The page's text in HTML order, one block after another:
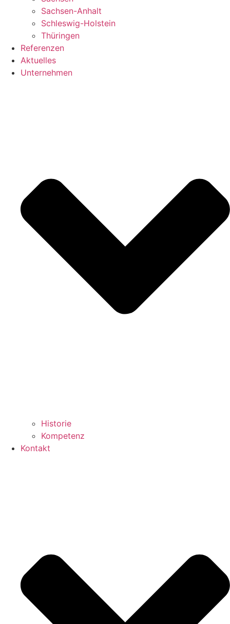
Sachsen-Anhalt
Schleswig-Holstein
Thüringen
Referenzen
Aktuelles
Unternehmen
Historie
Kompetenz
Kontakt